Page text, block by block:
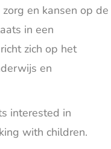
en kansen op de
in een
zich op het
en
interested in
with children.